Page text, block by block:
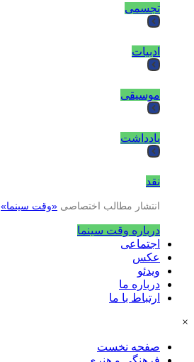
تجسمی
ادبیات
موسیقی
یادداشت
نقد
انتشار مطالب اختصاصی «وقت سینما»
درباره وقت سینما
اجتماعی
عکس
ویدئو
درباره ما
ارتباط با ما
×
صفحه نخست